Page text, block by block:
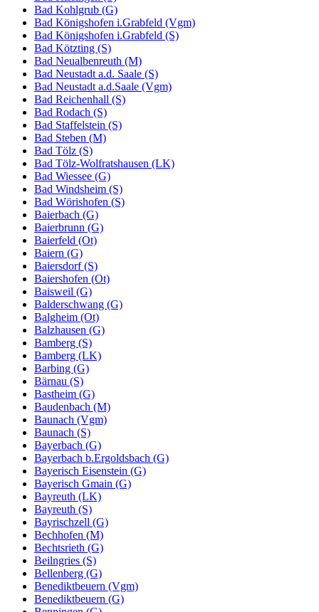
Bad Kohlgrub (G)
Bad Königshofen i.Grabfeld (Vgm)
Bad Königshofen i.Grabfeld (S)
Bad Kötzting (S)
Bad Neualbenreuth (M)
Bad Neustadt a.d. Saale (S)
Bad Neustadt a.d.Saale (Vgm)
Bad Reichenhall (S)
Bad Rodach (S)
Bad Staffelstein (S)
Bad Steben (M)
Bad Tölz (S)
Bad Tölz-Wolfratshausen (LK)
Bad Wiessee (G)
Bad Windsheim (S)
Bad Wörishofen (S)
Baierbach (G)
Baierbrunn (G)
Baierfeld (Ot)
Baiern (G)
Baiersdorf (S)
Baiershofen (Ot)
Baisweil (G)
Balderschwang (G)
Balgheim (Ot)
Balzhausen (G)
Bamberg (S)
Bamberg (LK)
Barbing (G)
Bärnau (S)
Bastheim (G)
Baudenbach (M)
Baunach (Vgm)
Baunach (S)
Bayerbach (G)
Bayerbach b.Ergoldsbach (G)
Bayerisch Eisenstein (G)
Bayerisch Gmain (G)
Bayreuth (LK)
Bayreuth (S)
Bayrischzell (G)
Bechhofen (M)
Bechtsrieth (G)
Beilngries (S)
Bellenberg (G)
Benediktbeuern (Vgm)
Benediktbeuern (G)